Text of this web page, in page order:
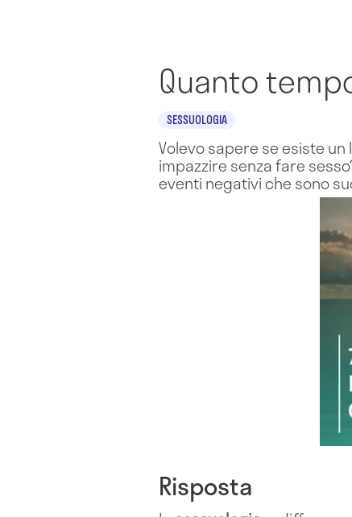
Quanto
SESSUOLOGIA
Volevo sapere se esiste
impazzire senza fare
eventi negativi che sono
Risposta